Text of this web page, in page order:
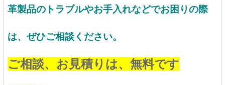
革製品のトラブルやお手入れなどでお困りの際
は、ぜひご相談ください。
ご相談、お見積りは、 無料です